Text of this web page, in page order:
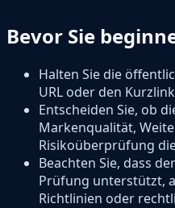
Bevor Sie
Halten Sie die
URL oder den
Entscheiden Sie, ob
Markenqualität,
Risikoüberprüfung
Beachten Sie, dass
Prüfung unterstützt,
Richtlinien oder